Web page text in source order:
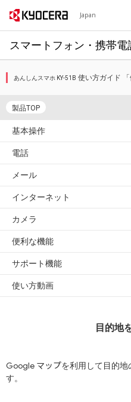
Japan
スマートフォン・携帯電
あんしんスマホ KY-51B 使い方ガイド 「
製品TOP
基本操作
電話
メール
インターネット
カメラ
便利な機能
サポート機能
使い方動画
目的地
Google マップを利用して目的地
す。